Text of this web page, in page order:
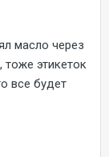
масло через
этикеток
все будет